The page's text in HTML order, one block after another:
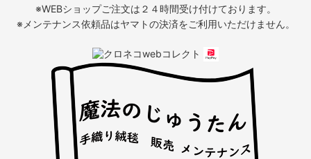
※WEBショップご注文は２４時間受け付けております。
※メンテナンス依頼品はヤマトの決済をご利用いただけません。